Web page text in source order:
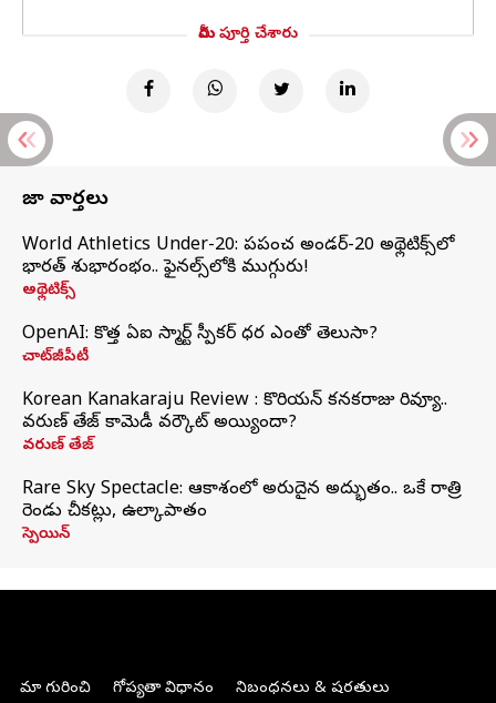
మీరు పూర్తి చేశారు
తాజా వార్తలు
World Athletics Under-20: ప్రపంచ అండర్-20 అథ్లెటిక్స్‌లో
భారత్‌ శుభారంభం.. ఫైనల్స్‌లోకి ముగ్గురు!
అథ్లెటిక్స్
OpenAI: కొత్త ఏఐ స్మార్ట్ స్పీకర్ ధర ఎంతో తెలుసా?
చాట్‌జీపీటీ
Korean Kanakaraju Review : కొరియన్ కనకరాజు రివ్యూ..
వరుణ్ తేజ్ కామెడీ వర్కౌట్ అయ్యిందా?
వరుణ్ తేజ్
Rare Sky Spectacle: ఆకాశంలో అరుదైన అద్భుతం.. ఒకే రాత్రి
రెండు చీకట్లు, ఉల్కాపాతం
స్పెయిన్
మా గురించి గోప్యతా విధానం నిబంధనలు & షరతులు